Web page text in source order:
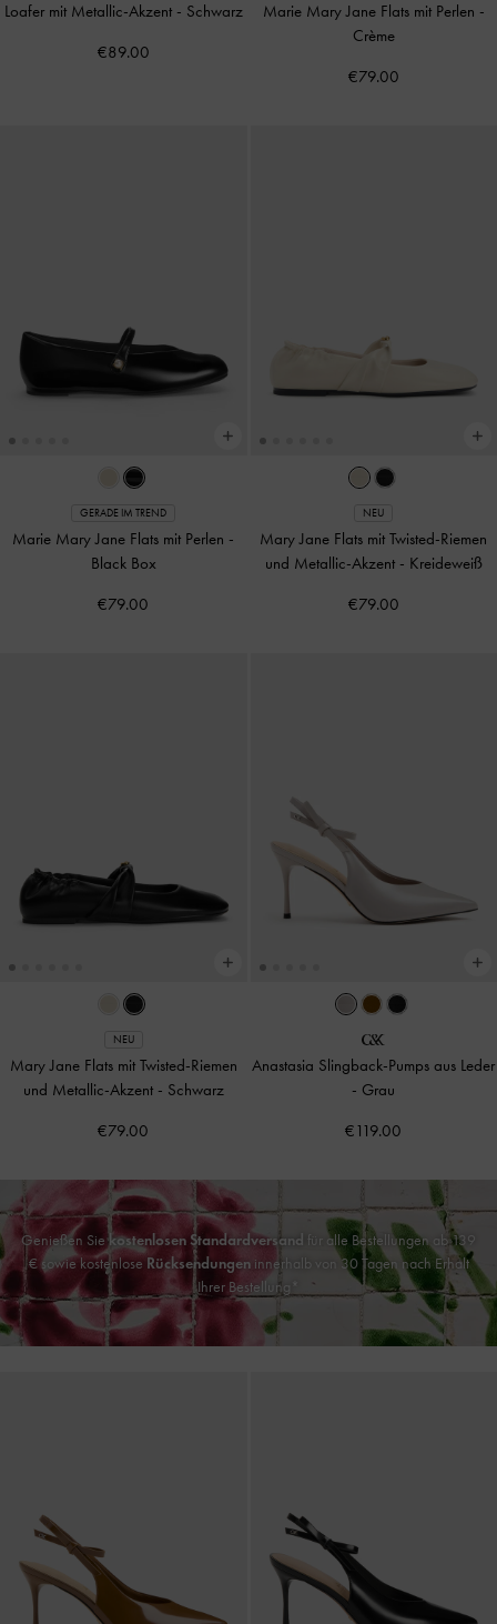
Loafer mit Metallic-Akzent - Schwarz
€89.00
Marie Mary Jane Flats mit Perlen -
Crème
€79.00
GERADE IM TREND
Marie Mary Jane Flats mit Perlen -
Black Box
€79.00
NEU
Mary Jane Flats mit Twisted-Riemen
und Metallic-Akzent - Kreideweiß
€79.00
NEU
Mary Jane Flats mit Twisted-Riemen
und Metallic-Akzent - Schwarz
€79.00
Anastasia Slingback-Pumps aus Leder
- Grau
€119.00
Genießen Siekostenlosen Standardversand für alle Bestellungen ab 139
€ sowie kostenlose Rücksendungeninnerhalb von 30 Tagen nach Erhalt
Ihrer Bestellung*